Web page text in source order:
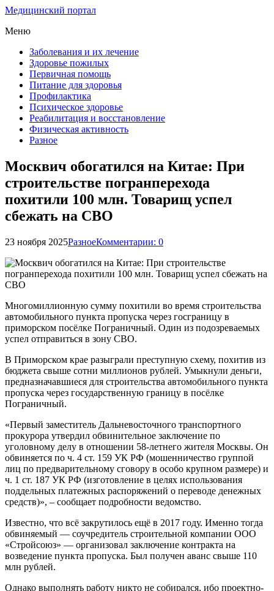
Медицинский портал
Меню
Заболевания и их лечение
Здоровье пожилых
Первичная помощь
Питание для здоровья
Профилактика
Психическое здоровье
Реабилитация и восстановление
Физическая активность
Разное
Москвич обогатился на Китае: При
строительстве погранперехода
похитили 100 млн. Товарищ успел
сбежать на СВО
23 ноября 2025РазноеКомментарии: 0
Многомиллионную сумму похитили во время строительства
автомобильного пункта пропуска через госграницу в
приморском посёлке Пограничный. Один из подозреваемых
успел отправиться в зону СВО.
В Приморском крае разыграли преступную схему, похитив из
бюджета свыше сотни миллионов рублей. Умыкнули деньги,
предназначавшиеся для строительства автомобильного пункта
пропуска через государственную границу в посёлке
Пограничный.
«Первый заместитель Дальневосточного транспортного
прокурора утвердил обвинительное заключение по
уголовному делу в отношении 58-летнего жителя Москвы. Он
обвиняется по ч. 4 ст. 159 УК РФ (мошенничество группой
лиц по предварительному сговору в особо крупном размере) и
ч. 1 ст. 187 УК РФ (изготовление в целях использования
поддельных платежных распоряжений о переводе денежных
средств)», – сообщает подробности ведомство.
Известно, что всё закрутилось ещё в 2017 году. Именно тогда
обвиняемый — соучредитель строительной компании ООО
«Стройсоюз» — организовал заключение контракта на
возведение пункта пропуска. Был получен аванс свыше 110
млн рублей.
Однако выполнять работу никто не собирался, ибо проектно-